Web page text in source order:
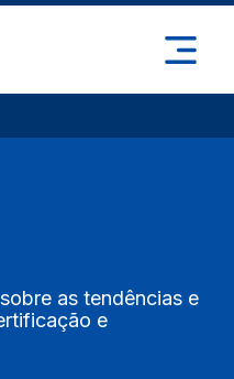
as tendências e
e